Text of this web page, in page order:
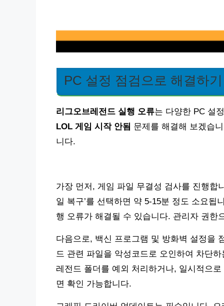
PC 설정 점검으로 해결하기
리그오브레전드 실행 오류는 다양한 PC 설
LOL 게임 시작 안됨 문제를 해결해 보겠습
니다.
가장 먼저, 게임 파일 무결성 검사를 진행합
일 복구’를 선택하면 약 5-15분 정도 소요
행 오류가 해결될 수 있습니다. 관리자 권한
다음으로, 백신 프로그램 및 방화벽 설정을
드 관련 파일을 악성코드로 오인하여 차단
레전드 폴더를 예외 처리하거나, 일시적으
면 확인 가능합니다.